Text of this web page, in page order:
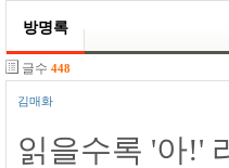
방명록
글수 448
김매화
읽을수록 '아!'